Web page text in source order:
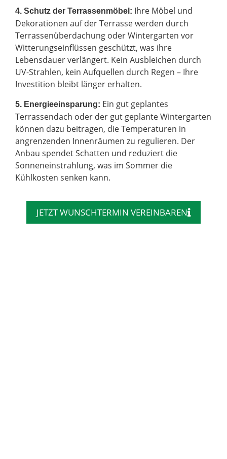
4. Schutz der Terrassenmöbel: Ihre Möbel und
Dekorationen auf der Terrasse werden durch
Terrassenüberdachung oder Wintergarten vor
Witterungseinflüssen geschützt, was ihre
Lebensdauer verlängert. Kein Ausbleichen durch
UV-Strahlen, kein Aufquellen durch Regen – Ihre
Investition bleibt länger erhalten.
5. Energieeinsparung: Ein gut geplantes
Terrassendach oder der gut geplante Wintergarten
können dazu beitragen, die Temperaturen in
angrenzenden Innenräumen zu regulieren. Der
Anbau spendet Schatten und reduziert die
Sonneneinstrahlung, was im Sommer die
Kühlkosten senken kann.
JETZT WUNSCHTERMIN VEREINBAREN